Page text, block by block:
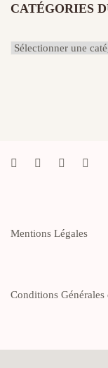
CATÉGORIES
Catégories
Mentions Légales
Conditions Générales